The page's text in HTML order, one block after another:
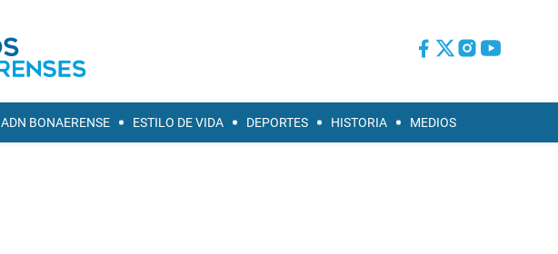
ADN BONAERENSE ESTILO DE VIDA DEPORTES HISTORIA MEDIOS